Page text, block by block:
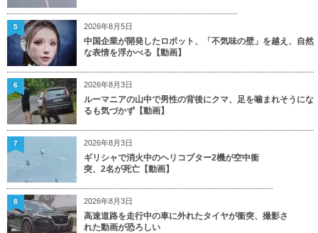
2026年8月5日
中国企業が開発したロボット、「不気味の壁」を越え、自然
な表情を浮かべる【動画】
5
2026年8月3日
ルーマニアの山中で男性の背後にクマ、足を噛まれそうにな
るも気づかず【動画】
6
2026年8月3日
ギリシャで消火中のヘリコプター2機が空中衝
突、2名が死亡【動画】
7
2026年8月3日
高速道路を走行中の車に外れたタイヤが衝突、撮影さ
れた動画が恐ろしい
8